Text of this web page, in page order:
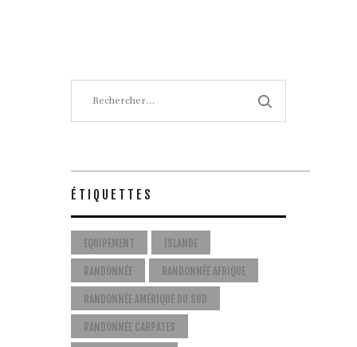
ÉTIQUETTES
EQUIPEMENT ISLANDE
RANDONNÉE RANDONNÉE AFRIQUE
RANDONNÉE AMÉRIQUE DU SUD
RANDONNÉE CARPATES